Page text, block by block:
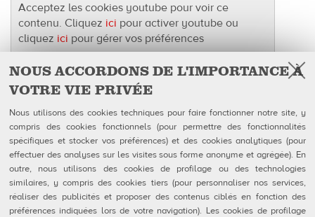
NOUS ACCORDONS DE L'IMPORTANCE À
VOTRE VIE PRIVÉE
Nous utilisons des cookies techniques pour faire fonctionner notre site, y
compris des cookies fonctionnels (pour permettre des fonctionnalités
spécifiques et stocker vos préférences) et des cookies analytiques (pour
effectuer des analyses sur les visites sous forme anonyme et agrégée). En
outre, nous utilisons des cookies de profilage ou des technologies
similaires, y compris des cookies tiers (pour personnaliser nos services,
réaliser des publicités et proposer des contenus ciblés en fonction des
préférences indiquées lors de votre navigation). Les cookies de profilage
Acceptez les cookies youtube pour voir ce
contenu. Cliquez ici pour activer youtube ou
cliquez ici pour gérer vos préférences
QubicaAMF Canada inc
100-1025 avenue Godin
Québec, QC
Canada G1M 2X5
Tél: 418-650-2425
Sans Frais 866-650-2425
U.S. Headquarters
QubicaAMF Worldwide LLC
8100 AMF Drive
Mechanicsville, VA 23111-USA
Ph. (804) 569-1000
866-460-QAMF (7263)
Fax (804) 559-8650
Follow Us on
Facebook